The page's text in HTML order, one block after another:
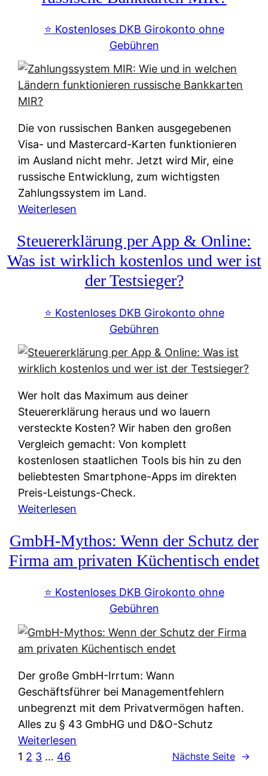
f
-
l
t
n
a
t
i
v
e
&
f
r
e
u
s
u
n
f
t
e
i
e
W
e
r
s
i
c
h
e
t
⭐️ Kostenloses DKB Girokonto ohne
Gebühren
Die von russischen Banken ausgegebenen
Visa- und Mastercard-Karten funktionieren
im Ausland nicht mehr. Jetzt wird Mir, eine
russische Entwicklung, zum wichtigsten
Zahlungssystem im Land.
Weiterlesen
a
h
g
s
y
t
e
m
M
I
R
:
W
e
u
d
n
w
l
c
h
e
n
Steuererklärung per App & Online:
Was ist wirklich kostenlos und wer ist
der Testsieger?
⭐️ Kostenloses DKB Girokonto ohne
Gebühren
Wer holt das Maximum aus deiner
Steuererklärung heraus und wo lauern
versteckte Kosten? Wir haben den großen
Vergleich gemacht: Von komplett
kostenlosen staatlichen Tools bis hin zu den
beliebtesten Smartphone-Apps im direkten
Preis-Leistungs-Check.
Weiterlesen
t
e
u
e
r
k
l
ä
u
GmbH-Mythos: Wenn der Schutz der
Firma am privaten Küchentisch endet
⭐️ Kostenloses DKB Girokonto ohne
Gebühren
Der große GmbH-Irrtum: Wann
Geschäftsführer bei Managementfehlern
unbegrenzt mit dem Privatvermögen haften.
Alles zu § 43 GmbHG und D&O-Schutz
Weiterlesen
1 2 3 … 46 Nächste Seite →